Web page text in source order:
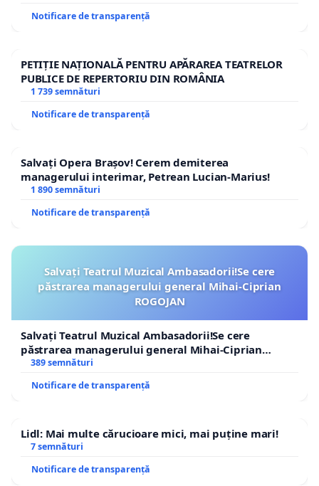
Notificare de transparență
PETIȚIE NAȚIONALĂ PENTRU APĂRAREA TEATRELOR
PUBLICE DE REPERTORIU DIN ROMÂNIA
1 739 semnături
Notificare de transparență
Salvați Opera Brașov! Cerem demiterea
managerului interimar, Petrean Lucian-Marius!
1 890 semnături
Notificare de transparență
Salvați Teatrul Muzical Ambasadorii!Se cere
păstrarea managerului general Mihai-Ciprian
ROGOJAN
Salvați Teatrul Muzical Ambasadorii!Se cere
păstrarea managerului general Mihai-Ciprian
ROGOJAN
389 semnături
Notificare de transparență
Lidl: Mai multe cărucioare mici, mai puține mari!
7 semnături
Notificare de transparență